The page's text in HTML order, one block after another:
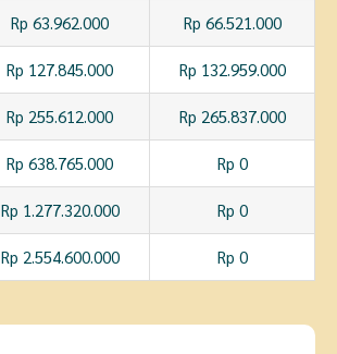
Rp 63.962.000 Rp 66.521.000
Rp 127.845.000 Rp 132.959.000
Rp 255.612.000 Rp 265.837.000
Rp 638.765.000 Rp 0
Rp 1.277.320.000 Rp 0
Rp 2.554.600.000 Rp 0